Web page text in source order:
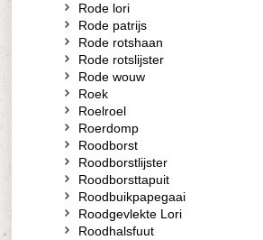
Rode lori
Rode patrijs
Rode rotshaan
Rode rotslijster
Rode wouw
Roek
Roelroel
Roerdomp
Roodborst
Roodborstlijster
Roodborsttapuit
Roodbuikpapegaai
Roodgevlekte Lori
Roodhalsfuut